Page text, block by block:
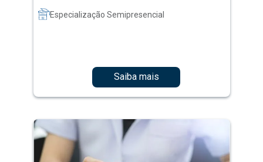
Especialização Semipresencial
Saiba mais